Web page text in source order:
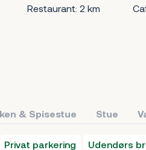
Restaurant: 2 km
& Spisestue Stue
Privat parkering Udendørs